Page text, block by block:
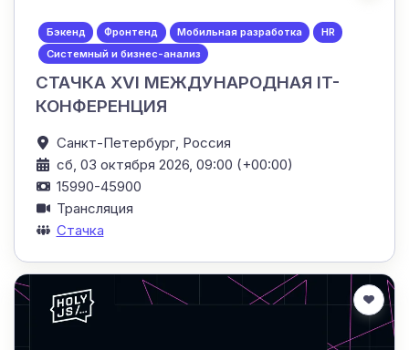
Бэкенд Фронтенд Мобильная разработка
HR
Системный и бизнес-анализ
СТАЧКА XVI МЕЖДУНАРОДНАЯ IT-
КОНФЕРЕНЦИЯ
Санкт-Петербург, Россия
сб, 03 октября 2026, 09:00 (+00:00)
15990-45900
Трансляция
Стачка